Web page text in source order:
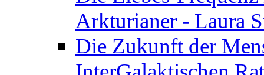
Arkturianer - Laura
Die Zukunft der